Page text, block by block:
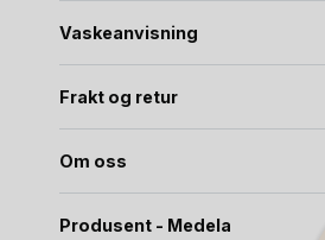
Vaskeanvisning
Frakt og retur
Om oss
Produsent - Medela